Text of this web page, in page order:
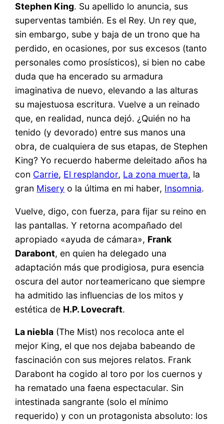
Stephen King. Su apellido lo anuncia, sus
superventas también. Es el Rey. Un rey que,
sin embargo, sube y baja de un trono que ha
perdido, en ocasiones, por sus excesos (tanto
personales como prosísticos), si bien no cabe
duda que ha encerado su armadura
imaginativa de nuevo, elevando a las alturas
su majestuosa escritura. Vuelve a un reinado
que, en realidad, nunca dejó. ¿Quién no ha
tenido (y devorado) entre sus manos una
obra, de cualquiera de sus etapas, de Stephen
King? Yo recuerdo haberme deleitado años ha
con Carrie, El resplandor, La zona muerta, la
gran Misery o la última en mi haber, Insomnia.
Vuelve, digo, con fuerza, para fijar su reino en
las pantallas. Y retorna acompañado del
apropiado «ayuda de cámara», Frank
Darabont, en quien ha delegado una
adaptación más que prodigiosa, pura esencia
oscura del autor norteamericano que siempre
ha admitido las influencias de los mitos y
estética de H.P. Lovecraft.
La niebla (The Mist) nos recoloca ante el
mejor King, el que nos dejaba babeando de
fascinación con sus mejores relatos. Frank
Darabont ha cogido al toro por los cuernos y
ha rematado una faena espectacular. Sin
intestinada sangrante (solo el mínimo
requerido) y con un protagonista absoluto: los